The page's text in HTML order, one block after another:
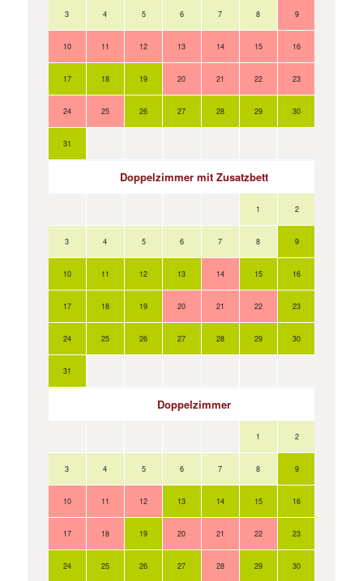
3 4 5 6 7 8 9
10 11 12 13 14 15 16
17 18 19 20 21 22 23
24 25 26 27 28 29 30
31
Doppelzimmer mit Zusatzbett
1 2
3 4 5 6 7 8 9
10 11 12 13 14 15 16
17 18 19 20 21 22 23
24 25 26 27 28 29 30
31
Doppelzimmer
1 2
3 4 5 6 7 8 9
10 11 12 13 14 15 16
17 18 19 20 21 22 23
24 25 26 27 28 29 30